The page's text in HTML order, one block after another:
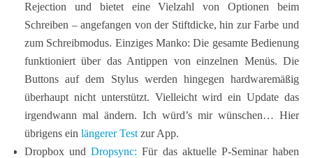
Rejection und bietet eine Vielzahl von Optionen beim
Schreiben – angefangen von der Stiftdicke, hin zur Farbe und
zum Schreibmodus. Einziges Manko: Die gesamte Bedienung
funktioniert über das Antippen von einzelnen Menüs. Die
Buttons auf dem Stylus werden hingegen hardwaremäßig
überhaupt nicht unterstützt. Vielleicht wird ein Update das
irgendwann mal ändern. Ich würd’s mir wünschen… Hier
übrigens ein längerer Test zur App.
Dropbox undDropsync: Für das aktuelle P-Seminar haben